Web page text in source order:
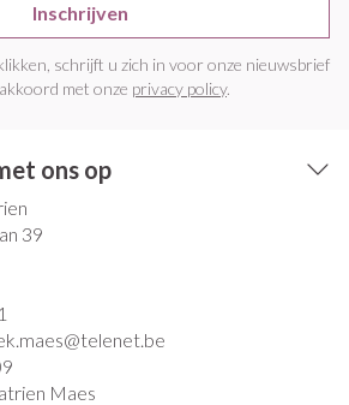
Inschrijven
schrijft u zich in voor onze nieuwsbrief
met onze privacy policy.
ons op
39
telenet.be
Maes